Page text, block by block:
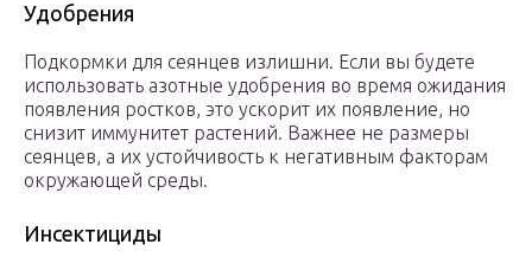
Удобрения
Подкормки для сеянцев излишни. Если вы будете
использовать азотные удобрения во время ожидания
появления ростков, это ускорит их появление, но
снизит иммунитет растений. Важнее не размеры
сеянцев, а их устойчивость к негативным факторам
окружающей среды.
Инсектициды